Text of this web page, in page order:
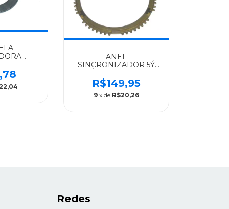
BENZ
ANEL
SINCRONIZADOR 5Ý
(LATAO) MERCEDES-
BENZ FURCON
G6/G60/G85 -
R$149,95
9 x de R$20,26
Redes